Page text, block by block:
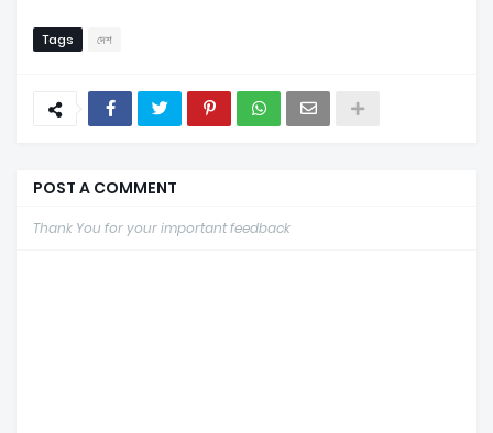
Tags দেশ
POST A COMMENT
Thank You for your important feedback